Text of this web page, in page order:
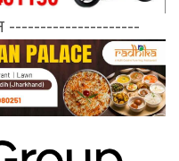
---------------------